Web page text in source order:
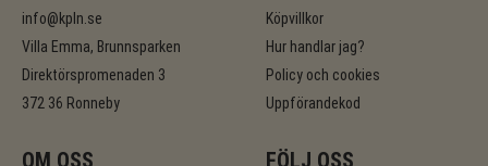
info@kpln.se
Villa Emma, Brunnsparken
Direktörspromenaden 3
372 36 Ronneby
Köpvillkor
Hur handlar jag?
Policy och cookies
Uppförandekod
OM OSS FÖLJ OSS